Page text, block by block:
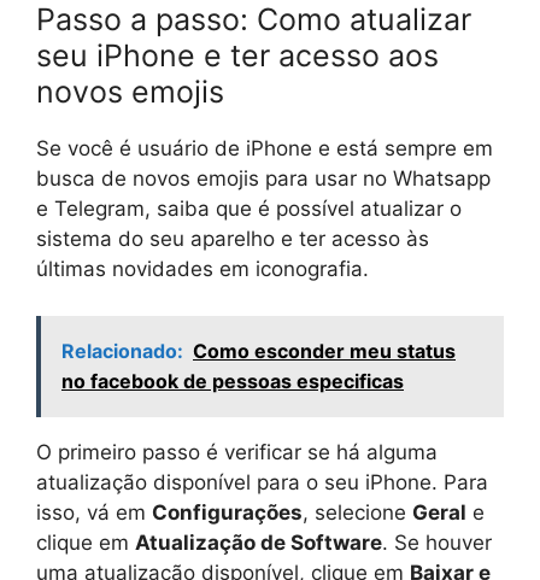
Passo a passo: Como atualizar
seu iPhone e ter acesso aos
novos emojis
Se você é usuário de iPhone e está sempre em
busca de novos emojis para usar no Whatsapp
e Telegram, saiba que é possível atualizar o
sistema do seu aparelho e ter acesso às
últimas novidades em iconografia.
Relacionado: Como esconder meu status
no facebook de pessoas especificas
O primeiro passo é verificar se há alguma
atualização disponível para o seu iPhone. Para
isso, vá em Configurações, selecione Geral e
clique em Atualização de Software. Se houver
uma atualização disponível, clique em Baixar e